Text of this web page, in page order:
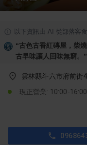
以下資訊由 AI 從部落客
“古色古香紅磚屋，柴
古早味讓人回味無窮。 ”
雲林縣斗六市府前街
現正營業: 10:00-16:00